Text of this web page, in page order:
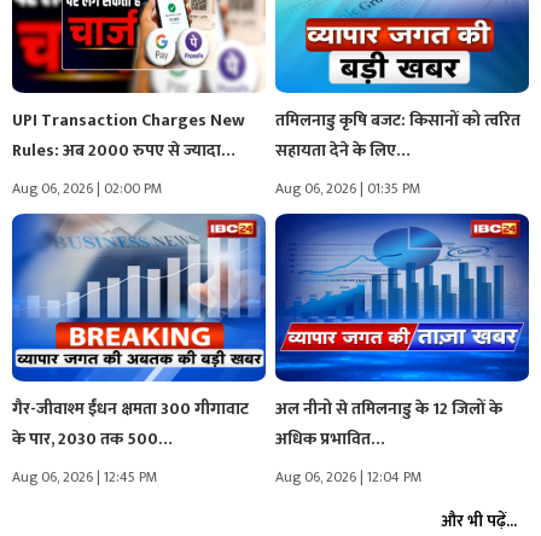
UPI Transaction Charges New
Rules: अब 2000 रुपए से ज्यादा…
Aug 06, 2026 | 02:00 PM
तमिलनाडु कृषि बजट: किसानों को त्वरित
सहायता देने के लिए…
Aug 06, 2026 | 01:35 PM
गैर-जीवाश्म ईंधन क्षमता 300 गीगावाट
के पार, 2030 तक 500…
Aug 06, 2026 | 12:45 PM
अल नीनो से तमिलनाडु के 12 जिलों के
अधिक प्रभावित…
Aug 06, 2026 | 12:04 PM
और भी पढ़ें...